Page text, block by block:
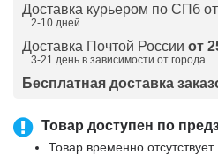
Доставка курьером по СПб от
2-10 дней
Доставка Почтой России от
3-21 день в зависимости от города
Бесплатная доставка
Товар доступен по
Товар временно отсутствует.